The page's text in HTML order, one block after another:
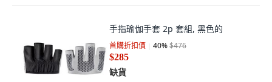
手指瑜伽手套 2p 套組, 黑色的
首購折扣價 40%$476
$285
缺貨